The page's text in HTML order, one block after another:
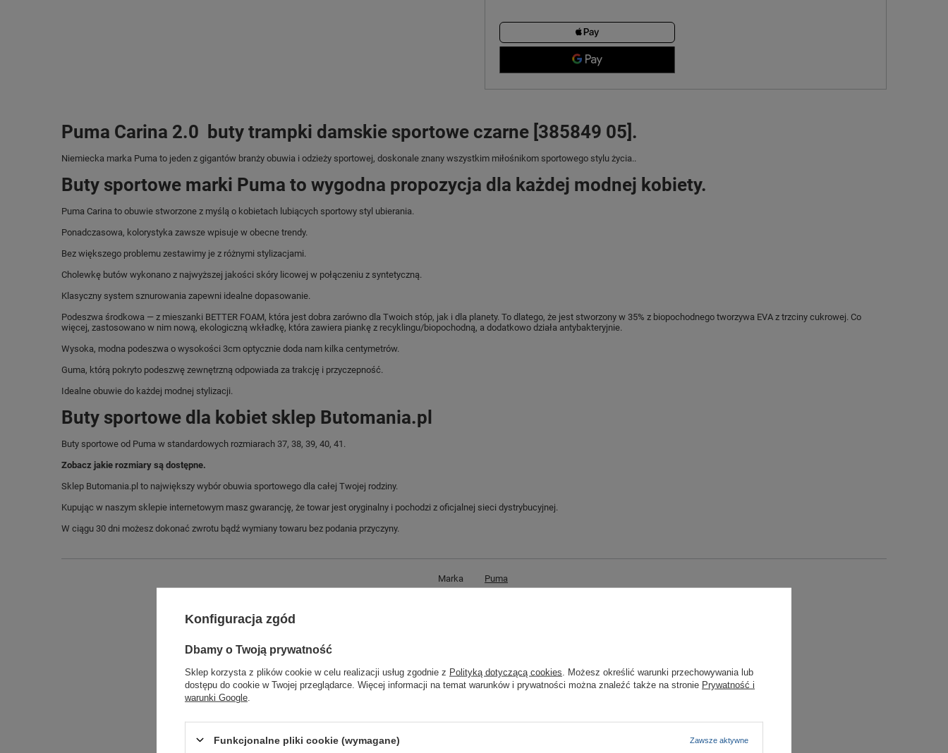
Puma Carina 2.0 buty trampki damskie sportowe czarne [385849 05].
Niemiecka marka Puma to jeden z gigantów branży obuwia i odzieży sportowej, doskonale znany wszystkim miłośnikom sportowego stylu życia..
Buty sportowe marki Puma to wygodna propozycja dla każdej modnej kobiety.
Puma Carina to obuwie stworzone z myślą o kobietach lubiących sportowy styl ubierania.
Ponadczasowa, kolorystyka zawsze wpisuje w obecne trendy.
Bez większego problemu zestawimy je z różnymi stylizacjami.
Cholewkę butów wykonano z najwyższej jakości skóry licowej w połączeniu z syntetyczną.
Klasyczny system sznurowania zapewni idealne dopasowanie.
Podeszwa środkowa — z mieszanki BETTER FOAM, która jest dobra zarówno dla Twoich stóp, jak i dla planety. To dlatego, że jest stworzony w 35% z biopochodnego tworzywa EVA z trzciny cukrowej. Co
więcej, zastosowano w nim nową, ekologiczną wkładkę, która zawiera piankę z recyklingu/biopochodną, a dodatkowo działa antybakteryjnie.
Wysoka, modna podeszwa o wysokości 3cm optycznie doda nam kilka centymetrów.
Guma, którą pokryto podeszwę zewnętrzną odpowiada za trakcję i przyczepność.
Idealne obuwie do każdej modnej stylizacji.
Buty sportowe dla kobiet sklep Butomania.pl
Buty sportowe od Puma w standardowych rozmiarach 37, 38, 39, 40, 41.
Zobacz jakie rozmiary są dostępne.
Sklep Butomania.pl to największy wybór obuwia sportowego dla całej Twojej rodziny.
Kupując w naszym sklepie internetowym masz gwarancję, że towar jest oryginalny i pochodzi z oficjalnej sieci dystrybucyjnej.
W ciągu 30 dni możesz dokonać zwrotu bądź wymiany towaru bez podania przyczyny.
Marka Puma
Zapięcie sznurowane
Konfiguracja zgód
Dbamy o Twoją prywatność
Sklep korzysta z plików cookie w celu realizacji usług zgodnie z Polityką dotyczącą cookies . Możesz określić warunki przechowywania lub
dostępu do cookie w Twojej przeglądarce. Więcej informacji na temat warunków i prywatności można znaleźć także na stronie Prywatność i
warunki Google
Funkcjonalne pliki cookie (wymagane) Zawsze aktywne